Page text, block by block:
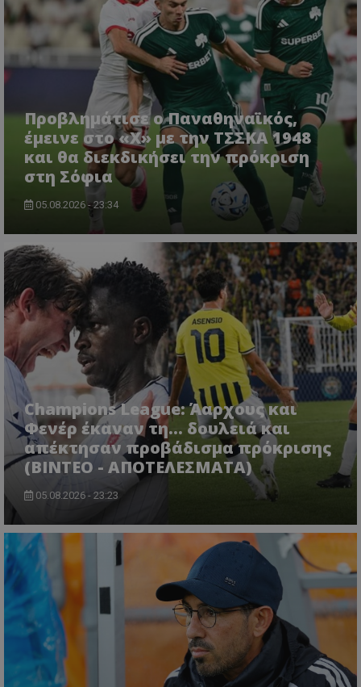
Προβλημάτισε ο Παναθηναϊκός,
έμεινε στο «Χ» με την ΤΣΣΚΑ 1948
και θα διεκδικήσει την πρόκριση
στη Σόφια
05.08.2026 - 23:34
Champions League: Άαρχους και
Φενέρ έκαναν τη... δουλειά και
απέκτησαν προβάδισμα πρόκρισης
(ΒΙΝΤΕΟ - ΑΠΟΤΕΛΕΣΜΑΤΑ)
05.08.2026 - 23:23